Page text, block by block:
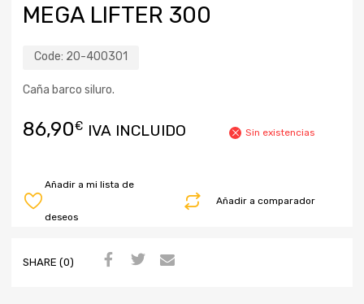
MEGA LIFTER 300
Code: 20-400301
Caña barco siluro.
86,90€ IVA INCLUIDO Sin existencias
Añadir a comparador
Añadir a mi lista de
deseos
SHARE (0)